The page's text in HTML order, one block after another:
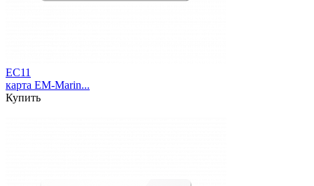
EC11
карта EM-Marin...
Купить